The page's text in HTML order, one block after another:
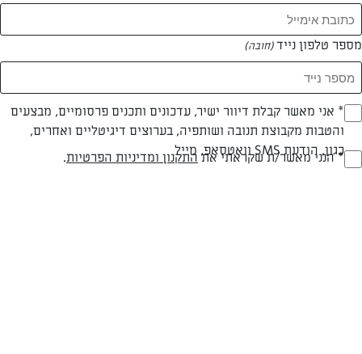
המאמרים של יעל שילה
0 מאמרים
מספר טלפון נייד(חובה)
(חובה)* אני מאשר קבלת דיוור ישיר, עדכונים ותכנים פרסומיים, מבצעים
והטבות מקבוצת תנובה ושותפיה, בערוצים דיגיטליים ואחרים,
כגון, הודעת SMS וואטסאפ, מייל(חובה)* הנני מאשר/ת שקראתי את התקנון ומדיניות הפרטיות.